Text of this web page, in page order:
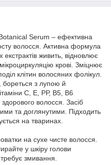
Serum – ефективна
волосся. Активна формула
екстрактів живить, відновлює
крові. Зміцнює
клітин волосяних фолікул.
бореться з лупою й
С, Е, РР, В5, В6
волосся. Засіб
та доглянутими. Підходить
на тваринах.
на сухе чисте волосся.
у шкіру голови
змивання.